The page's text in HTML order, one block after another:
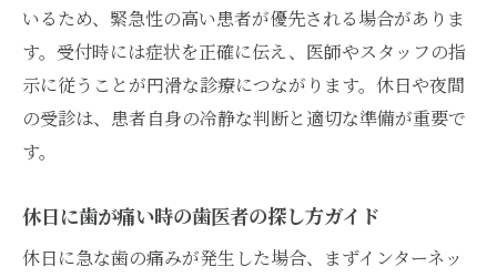
いるため、緊急性の高い患者が優先される場合がありま
す。受付時には症状を正確に伝え、医師やスタッフの指
示に従うことが円滑な診療につながります。休日や夜間
の受診は、患者自身の冷静な判断と適切な準備が重要で
す。
休日に歯が痛い時の歯医者の探し方ガイド
休日に急な歯の痛みが発生した場合、まずインターネッ